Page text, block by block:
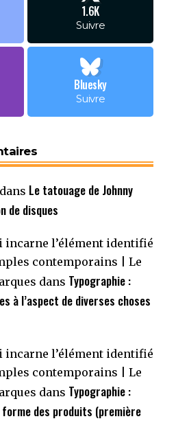
1.6K
Suivre
Bluesky
Suivre
dans Le tatouage de Johnny
de disques
incarne l’élément identifié
contemporains | Le
dans Typographie :
à l’aspect de diverses choses
incarne l’élément identifié
contemporains | Le
dans Typographie :
forme des produits (première